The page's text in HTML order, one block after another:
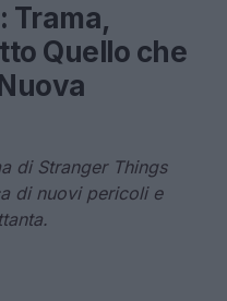
Trama,
Quello che
di Stranger Things
di nuovi pericoli e